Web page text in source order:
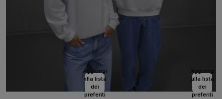
Aggiungi
alla lista
dei
preferiti
alla lista
dei
preferiti